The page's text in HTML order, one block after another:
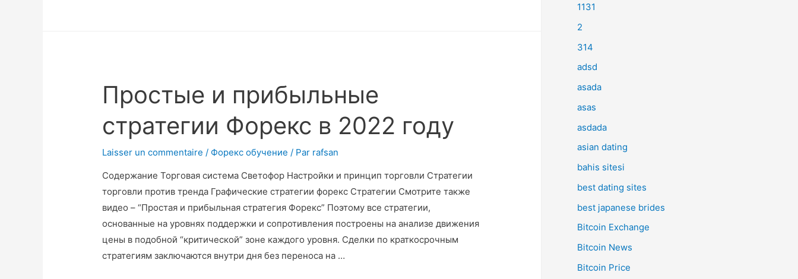
Простые и прибыльные
стратегии Форекс в 2022 году
Laisser un commentaire / Форекс обучение / Par rafsan
Содержание Торговая система Светофор Настройки и принцип торговли Стратегии
торговли против тренда Графические стратегии форекс Стратегии Смотрите также
видео – “Простая и прибыльная стратегия Форекс” Поэтому все стратегии,
основанные на уровнях поддержки и сопротивления построены на анализе движения
цены в подобной “критической” зоне каждого уровня. Сделки по краткосрочным
стратегиям заключаются внутри дня без переноса на …
1131
2
314
adsd
asada
asas
asdada
asian dating
bahis sitesi
best dating sites
best japanese brides
Bitcoin Exchange
Bitcoin News
Bitcoin Price